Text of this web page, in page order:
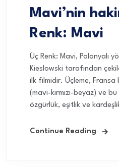
Mavi’nin
Renk: Mavi
Üç Renk: Mavi, Polonyalı
Kieslowski tarafından
ilk filmidir. Üçleme, Fransa
(mavi-kırmızı-beyaz) ve
özgürlük, eşitlik ve
Continue Reading